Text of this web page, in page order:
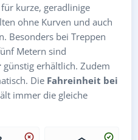
kurze, geradlinige
ohne Kurven und auch
Besonders bei Treppen
Metern sind
günstig erhältlich. Zudem
Die Fahreinheit bei
immer die gleiche